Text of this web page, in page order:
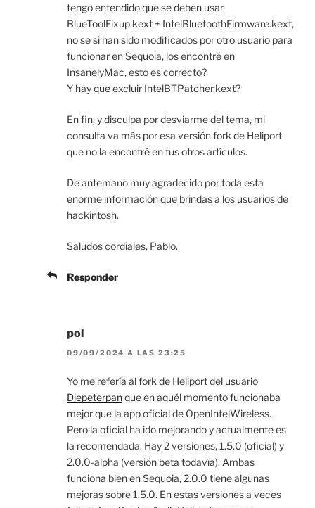
tengo entendido que se deben usar
BlueToolFixup.kext + IntelBluetoothFirmware.kext,
no se si han sido modificados por otro usuario para
funcionar en Sequoia, los encontré en
InsanelyMac, esto es correcto?
Y hay que excluir IntelBTPatcher.kext?
En fin, y disculpa por desviarme del tema, mi
consulta va más por esa versión fork de Heliport
que no la encontré en tus otros artículos.
De antemano muy agradecido por toda esta
enorme información que brindas a los usuarios de
hackintosh.
Saludos cordiales, Pablo.
Responder
pol
09/09/2024 A LAS 23:25
Yo me refería al fork de Heliport del usuario
Diepeterpanque en aquél momento funcionaba
mejor que la app oficial de OpenIntelWireless.
Pero la oficial ha ido mejorando y actualmente es
la recomendada. Hay 2 versiones, 1.5.0 (oficial) y
2.0.0-alpha (versión beta todavía). Ambas
funciona bien en Sequoia, 2.0.0 tiene algunas
mejoras sobre 1.5.0. En estas versiones a veces